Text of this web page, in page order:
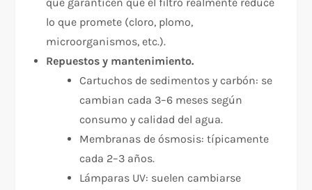
que garanticen que el filtro realmente reduce
lo que promete (cloro, plomo,
microorganismos, etc.).​
Repuestos y mantenimiento.
Cartuchos de sedimentos y carbón: se
cambian cada 3–6 meses según
consumo y calidad del agua.
Membranas de ósmosis: típicamente
cada 2–3 años.
Lámparas UV: suelen cambiarse